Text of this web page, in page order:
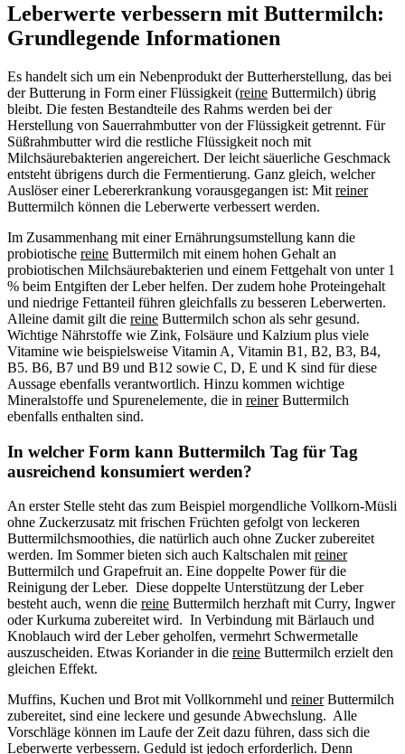
Leberwerte verbessern mit Buttermilch:
Grundlegende Informationen
Es handelt sich um ein Nebenprodukt der Butterherstellung, das bei
der Butterung in Form einer Flüssigkeit (reine Buttermilch) übrig
bleibt. Die festen Bestandteile des Rahms werden bei der
Herstellung von Sauerrahmbutter von der Flüssigkeit getrennt. Für
Süßrahmbutter wird die restliche Flüssigkeit noch mit
Milchsäurebakterien angereichert. Der leicht säuerliche Geschmack
entsteht übrigens durch die Fermentierung. Ganz gleich, welcher
Auslöser einer Lebererkrankung vorausgegangen ist: Mit reiner
Buttermilch können die Leberwerte verbessert werden.
Im Zusammenhang mit einer Ernährungsumstellung kann die
probiotische reine Buttermilch mit einem hohen Gehalt an
probiotischen Milchsäurebakterien und einem Fettgehalt von unter 1
% beim Entgiften der Leber helfen. Der zudem hohe Proteingehalt
und niedrige Fettanteil führen gleichfalls zu besseren Leberwerten.
Alleine damit gilt die reine Buttermilch schon als sehr gesund.
Wichtige Nährstoffe wie Zink, Folsäure und Kalzium plus viele
Vitamine wie beispielsweise Vitamin A, Vitamin B1, B2, B3, B4,
B5. B6, B7 und B9 und B12 sowie C, D, E und K sind für diese
Aussage ebenfalls verantwortlich. Hinzu kommen wichtige
Mineralstoffe und Spurenelemente, die in reinerButtermilch
ebenfalls enthalten sind.
In welcher Form kann Buttermilch Tag für Tag
ausreichend konsumiert werden?
An erster Stelle steht das zum Beispiel morgendliche Vollkorn-Müsli
ohne Zuckerzusatz mit frischen Früchten gefolgt von leckeren
Buttermilchsmoothies, die natürlich auch ohne Zucker zubereitet
werden. Im Sommer bieten sich auch Kaltschalen mit reiner
Buttermilch und Grapefruit an. Eine doppelte Power für die
Reinigung der Leber. Diese doppelte Unterstützung der Leber
besteht auch, wenn die reine Buttermilch herzhaft mit Curry, Ingwer
oder Kurkuma zubereitet wird. In Verbindung mit Bärlauch und
Knoblauch wird der Leber geholfen, vermehrt Schwermetalle
auszuscheiden. Etwas Koriander in die reine Buttermilch erzielt den
gleichen Effekt.
Muffins, Kuchen und Brot mit Vollkornmehl und reinerButtermilch
zubereitet, sind eine leckere und gesunde Abwechslung. Alle
Vorschläge können im Laufe der Zeit dazu führen, dass sich die
Leberwerte verbessern. Geduld ist jedoch erforderlich. Denn